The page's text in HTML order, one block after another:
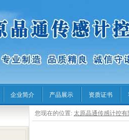
企业简介 产品展示 资质证书
您现在的位置: 太原晶通传感计控有